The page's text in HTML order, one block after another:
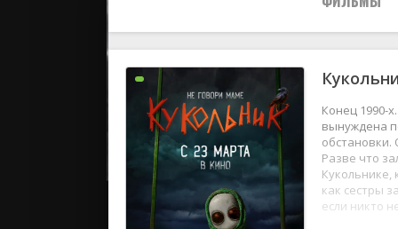
Все
2024
2023
2022
2021
Конец 1990-
вынуждена
обстановки.
Разве что
Кукольнике,
как сестры
если никто